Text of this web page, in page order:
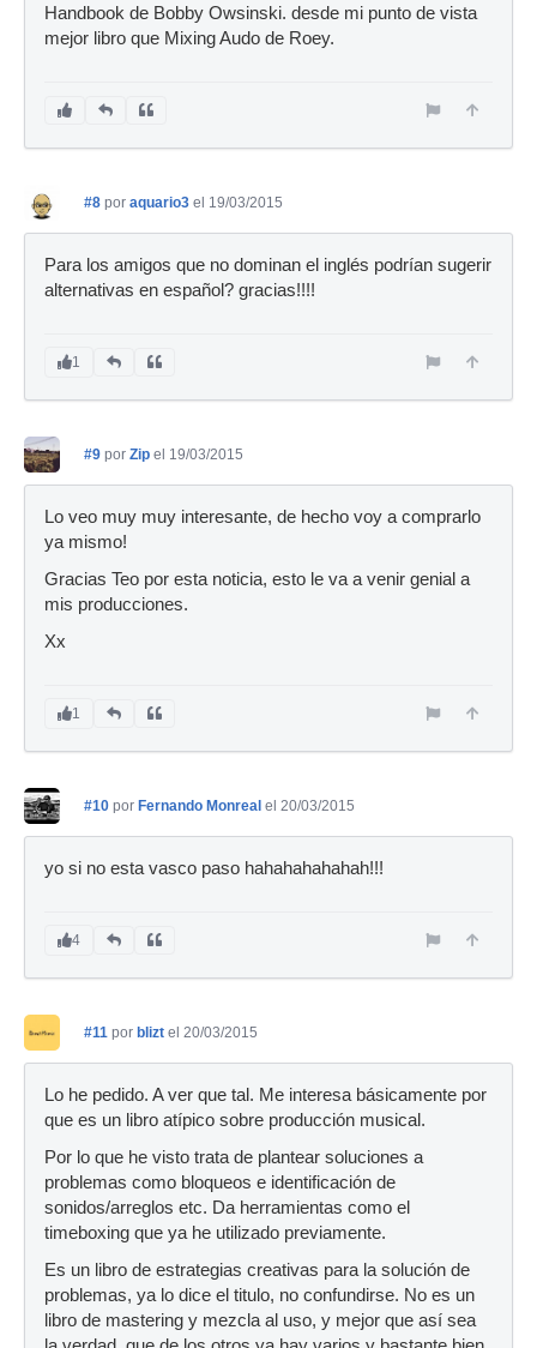
Handbook de Bobby Owsinski. desde mi punto de vista
mejor libro que Mixing Audo de Roey.
#8 por aquario3 el 19/03/2015
Para los amigos que no dominan el inglés podrían sugerir
alternativas en español? gracias!!!!
1
#9 por Zip el 19/03/2015
Lo veo muy muy interesante, de hecho voy a comprarlo
ya mismo!
Gracias Teo por esta noticia, esto le va a venir genial a
mis producciones.
Xx
1
#10 por Fernando Monreal el 20/03/2015
yo si no esta vasco paso hahahahahahah!!!
4
#11 por blizt el 20/03/2015
Lo he pedido. A ver que tal. Me interesa básicamente por
que es un libro atípico sobre producción musical.
Por lo que he visto trata de plantear soluciones a
problemas como bloqueos e identificación de
sonidos/arreglos etc. Da herramientas como el
timeboxing que ya he utilizado previamente.
Es un libro de estrategias creativas para la solución de
problemas, ya lo dice el titulo, no confundirse. No es un
libro de mastering y mezcla al uso, y mejor que así sea